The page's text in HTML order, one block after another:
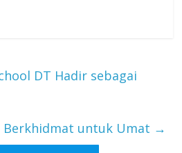
DT Hadir sebagai
Berkhidmat untuk Umat →